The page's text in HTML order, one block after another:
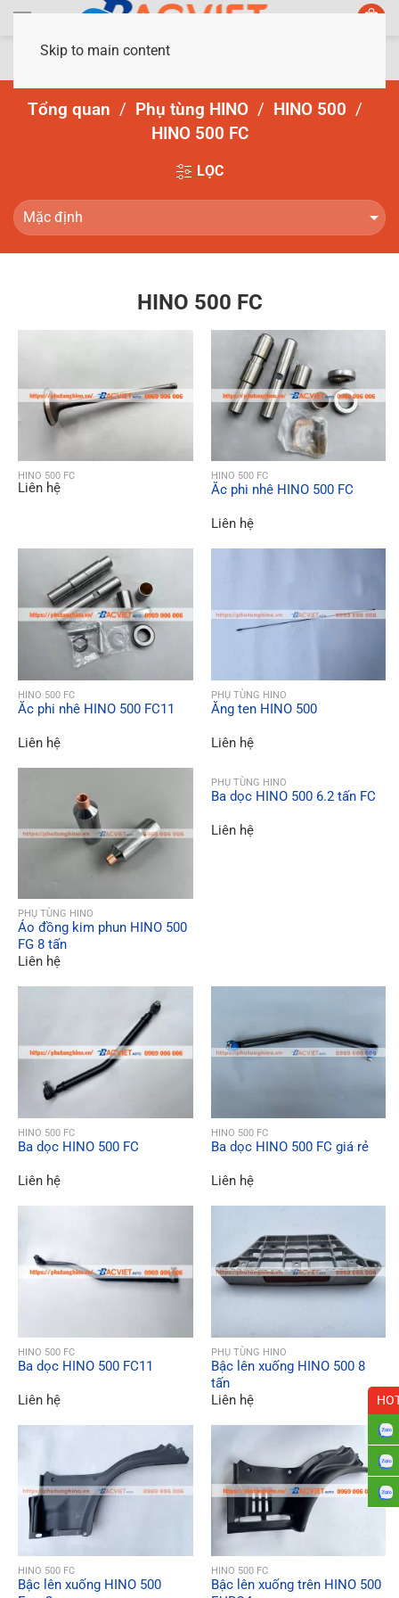
Skip to main content
Tổng quan Phụ tùng HINO
HINO 500
HINO 500 FC
LỌC
HINO 500 FC
QUICK VIEW
HINO 500 FC
Liên hệ
QUICK VIEW
HINO 500 FC
Ắc phi nhê HINO 500 FC
Liên hệ
QUICK VIEW
HINO 500 FC
Ắc phi nhê HINO 500 FC11
Liên hệ
QUICK VIEW
PHỤ TÙNG HINO
Ăng ten HINO 500
Liên hệ
QUICK VIEW
PHỤ TÙNG HINO
Áo đồng kim phun HINO 500
FG 8 tấn
Liên hệ
QUICK VIEW
PHỤ TÙNG HINO
Ba dọc HINO 500 6.2 tấn FC
Liên hệ
QUICK VIEW
HINO 500 FC
Ba dọc HINO 500 FC
Liên hệ
QUICK VIEW
HINO 500 FC
Ba dọc HINO 500 FC giá rẻ
Liên hệ
QUICK VIEW
HINO 500 FC
Ba dọc HINO 500 FC11
Liên hệ
QUICK VIEW
PHỤ TÙNG HINO
Bậc lên xuống HINO 500 8
tấn
Liên hệ
QUICK VIEW
HINO 500 FC
Bậc lên xuống HINO 500
QUICK VIEW
HINO 500 FC
Bậc lên xuống trên HINO 500